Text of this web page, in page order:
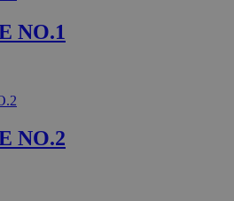
NO.1
NO.2